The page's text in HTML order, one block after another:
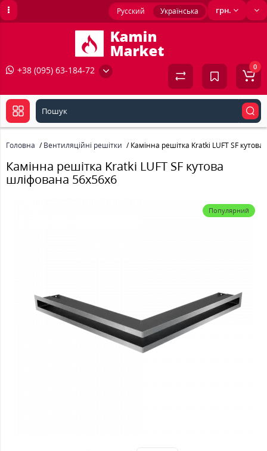
грн.
Русский Українська
+38 (095) 63-184-72 0
Головна Вентиляційні решітки Камінна решітка Kratki LUFT SF
Камінна решітка Kratki LUFT SF кутова
шліфована 56x56x6
Популярний